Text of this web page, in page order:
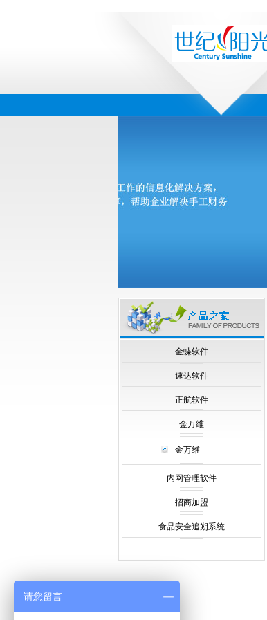
04
null
金蝶软件
速达软件
正航软件
金万维
金万维
内网管理软件
招商加盟
食品安全追朔系统
请您留言